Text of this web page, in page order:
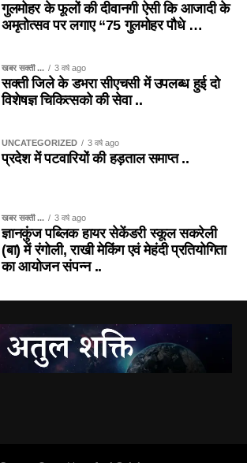
गुलमोहर के फूलों की दीवानगी ऐसी कि आजादी के
अमृतोत्सव पर लगाए “75 गुलमोहर पौधे …
खबर सक्ती ... 3 वर्ष ago
सक्ती जिले के डभरा सीएचसी में उपलब्ध हुई दो
विशेषज्ञ चिकित्सको की सेवा ..
UNCATEGORIZED 3 वर्ष ago
प्रदेश में पटवारियों की हड़ताल समाप्त ..
खबर सक्ती ... 3 वर्ष ago
ज्ञानकुंज पब्लिक हायर सेकेंडरी स्कूल सकरेली
(बा) में रंगोली, राखी मेकिंग एवं मेहंदी प्रतियोगिता
का आयोजन संपन्न ..